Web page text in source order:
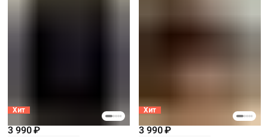
Хит
3 990 ₽
Хит
3 990 ₽